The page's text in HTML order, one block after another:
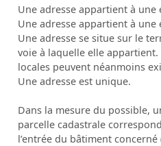
Une adresse appartient à une
Une adresse appartient à une
Une adresse se situe sur le
voie à laquelle elle
locales peuvent néanmoins
Une adresse est unique.
Dans la mesure du possible,
parcelle cadastrale
l’entrée du bâtiment